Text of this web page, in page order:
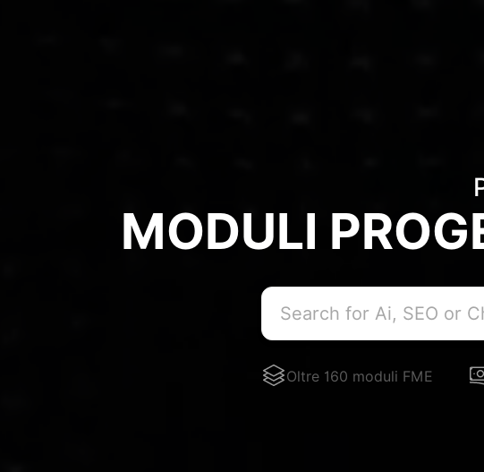
MODULI
Oltre 160 moduli FME